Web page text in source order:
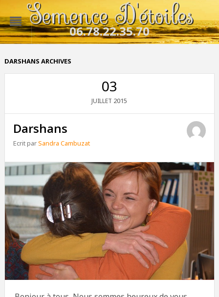
Semence D'étoiles
06.78.22.35.70
DARSHANS ARCHIVES
03
JUILLET 2015
Darshans
Ecrit parSandra Cambuzat